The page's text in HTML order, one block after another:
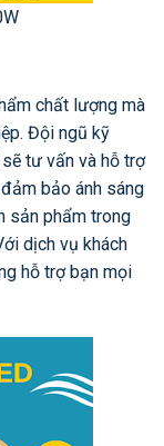
chất lượng mà
Đội ngũ kỹ
tư vấn và hỗ trợ
bảo ánh sáng
sản phẩm trong
dịch vụ khách
hỗ trợ bạn mọi